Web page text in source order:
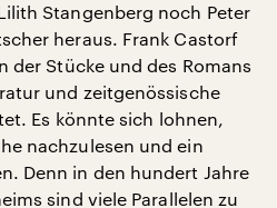
Stangenberg noch Peter
heraus. Frank Castorf
der Stücke und des Romans
und zeitgenössische
Es könnte sich lohnen,
nachzulesen und ein
Denn in den hundert Jahre
sind viele Parallelen zu